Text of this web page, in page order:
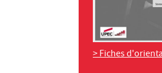
> Fiches